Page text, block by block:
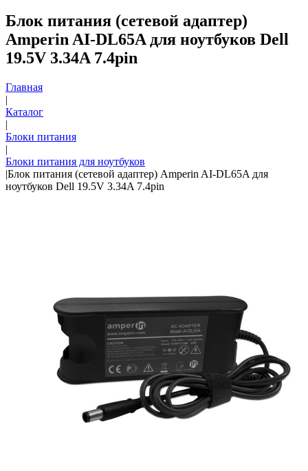
Блок питания (сетевой адаптер)
Amperin AI-DL65A для ноутбуков Dell
19.5V 3.34A 7.4pin
Главная
|
Каталог
|
Блоки питания
|
Блоки питания для ноутбуков
|Блок питания (сетевой адаптер) Amperin AI-DL65A для
ноутбуков Dell 19.5V 3.34A 7.4pin